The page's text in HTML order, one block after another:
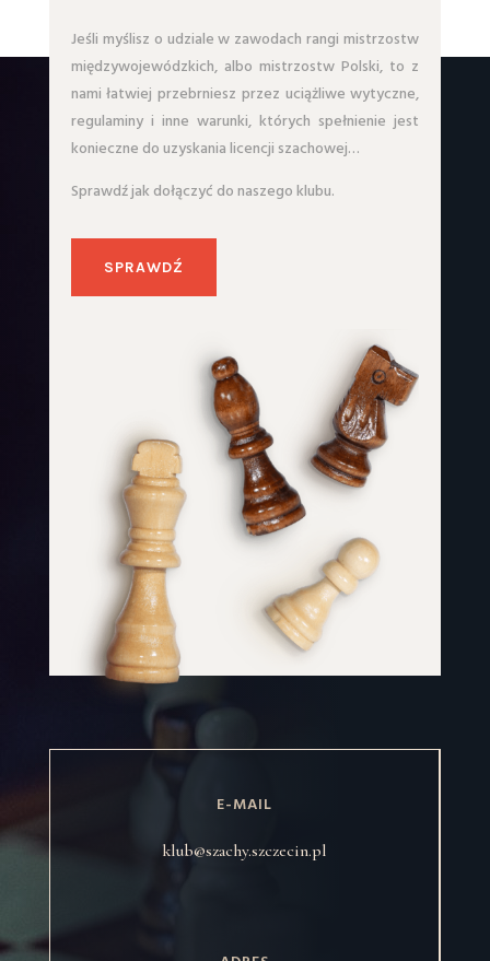
Jeśli myślisz o udziale w zawodach rangi mistrzostw
międzywojewódzkich, albo mistrzostw Polski, to z
nami łatwiej przebrniesz przez uciążliwe wytyczne,
regulaminy i inne warunki, których spełnienie jest
konieczne do uzyskania licencji szachowej…
Sprawdź jak dołączyć do naszego klubu.
SPRAWDŹ
E-MAIL
klub@szachy.szczecin.pl